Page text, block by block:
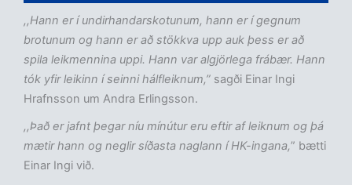
,,Hann er í undirhandarskotunum, hann er í gegnum
brotunum og hann er að stökkva upp auk þess er að
spila leikmennina uppi. Hann var algjörlega frábær. Hann
tók yfir leikinn í seinni hálfleiknum,” sagði Einar Ingi
Hrafnsson um Andra Erlingsson.
,,Það er jafnt þegar níu mínútur eru eftir af leiknum og þá
mætir hann og neglir síðasta naglann í HK-ingana,” bætti
Einar Ingi við.